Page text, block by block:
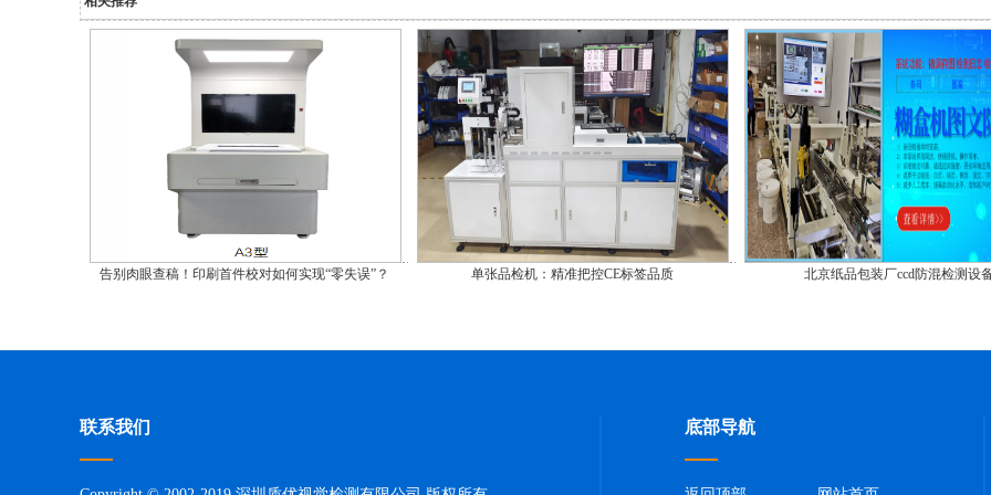
告别肉眼查稿！印刷首件校对如何实现“零失误”？ 单张品检机：精准把控CE标签品质 北京纸品包装厂ccd防混检测设
联系我们 底部导航